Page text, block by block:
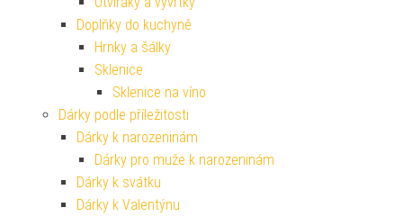
Doplňky do kuchyně
Hrnky a šálky
Sklenice
Sklenice na víno
Dárky podle příležitosti
Dárky k narozeninám
Dárky pro muže k narozeninám
Dárky k svátku
Dárky k Valentýnu